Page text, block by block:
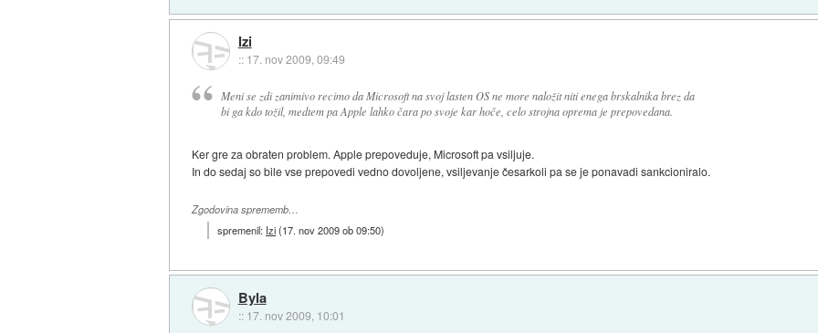
Izi
:: 17. nov 2009, 09:49
Meni se zdi zanimivo recimo da Microsoft na svoj lasten OS ne more naložit niti enega brskalnika brez da
bi ga kdo tožil, medtem pa Apple lahko čara po svoje kar hoče, celo strojna oprema je prepovedana.
Ker gre za obraten problem. Apple prepoveduje, Microsoft pa vsiljuje.
In do sedaj so bile vse prepovedi vedno dovoljene, vsiljevanje česarkoli pa se je ponavadi sankcioniralo.
Zgodovina sprememb…
spremenil: Izi(17. nov 2009 ob 09:50)
Byla
:: 17. nov 2009, 10:01